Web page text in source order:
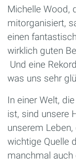
Michelle Wood,
mitorganisiert,
einen
wirklich guten
Und eine
was uns sehr
In einer Welt,
ist, sind unsere
unserem
wichtige Quelle
manchmal auch